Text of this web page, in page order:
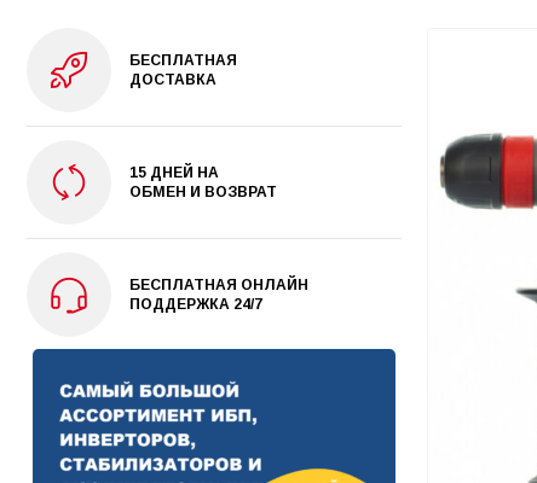
БЕСПЛАТНАЯ
ДОСТАВКА
15 ДНЕЙ НА
ОБМЕН И ВОЗВРАТ
БЕСПЛАТНАЯ ОНЛАЙН
ПОДДЕРЖКА 24/7